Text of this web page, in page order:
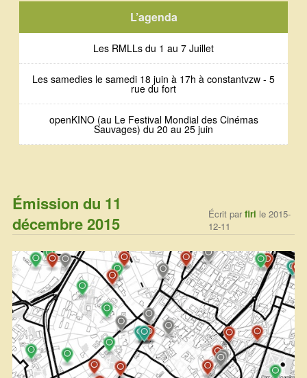
L’agenda
Les RMLLs du 1 au 7 Juillet
Les samedies le samedi 18 juin à 17h à constantvzw - 5
rue du fort
openKINO (au Le Festival Mondial des Cinémas
Sauvages) du 20 au 25 juin
Émission du 11
décembre 2015
Écrit parfiri le 2015-
12-11